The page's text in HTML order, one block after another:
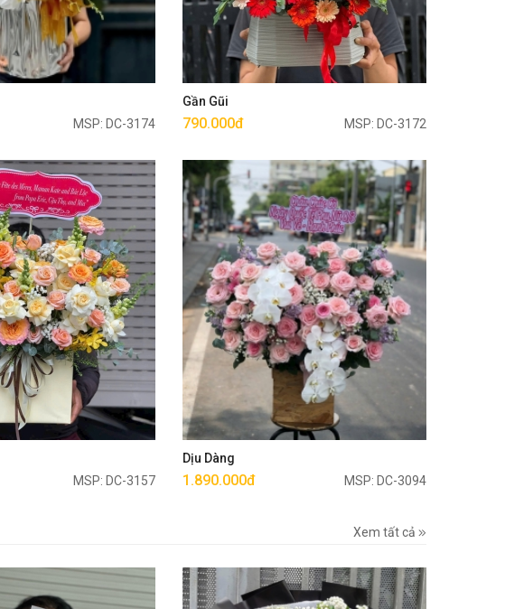
MSP: DC-3174
Mua ngay
Gần Gũi
790.000đ MSP: DC-3172
Mua ngay
MSP: DC-3157
Mua ngay
Dịu Dàng
1.890.000đ MSP: DC-3094
Mua ngay
Xem tất cả